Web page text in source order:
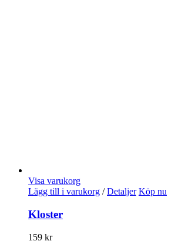
Visa varukorg
Lägg till i varukorg / Detaljer Köp nu
Kloster
159 kr